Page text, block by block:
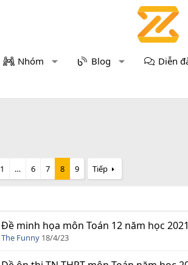
Nhóm Blog Diễn
1 … 6 7 8 9 Tiếp
Đề minh họa môn Toán 12 năm học
The Funny 18/4/23